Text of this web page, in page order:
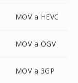
MOV a HEVC
MOV a OGV
MOV a 3GP